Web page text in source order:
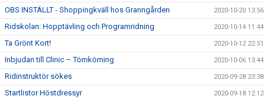
OBS INSTÄLLT - Shoppingkväll hos Granngården 2020-10-20 13:56
Ridskolan: Hopptävling och Programridning 2020-10-14 11:44
Ta Grönt Kort! 2020-10-12 22:51
Inbjudan till Clinic – Tömkörning 2020-10-06 13:44
Ridinstruktör sökes 2020-09-28 23:38
Startlistor Höstdressyr 2020-09-18 12:12